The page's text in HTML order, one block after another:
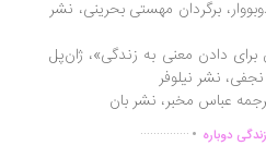
مهستی بحرینی، نشر
معنی به زندگی»، ژان‌پل
نیلوفر
............... .